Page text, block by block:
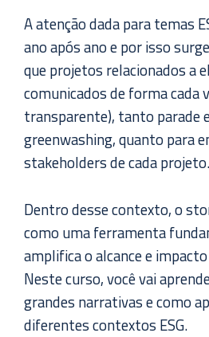
A atenção dada para temas
ano após ano e por isso
que projetos relacionados a
comunicados de forma cada
transparente), tanto parade
greenwashing, quanto para
stakeholders de cada projeto.
Dentro desse contexto, o
como uma ferramenta
amplifica o alcance e
Neste curso, você vai
grandes narrativas e como
diferentes contextos ESG.